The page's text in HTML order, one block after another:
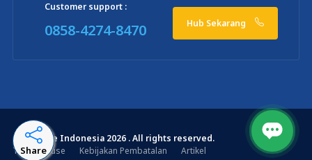
Share
Customer support :
0858-4274-8470 Hub Sekarang
© WHouse Indonesia 2026 . All rights reserved.
Terms of use
Kebijakan Pembatalan Artikel